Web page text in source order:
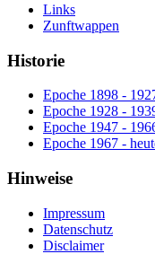
Links
Zunftwappen
Historie
Epoche 1898 -
Epoche 1928 -
Epoche 1947 -
Epoche 1967 -
Hinweise
Impressum
Datenschutz
Disclaimer